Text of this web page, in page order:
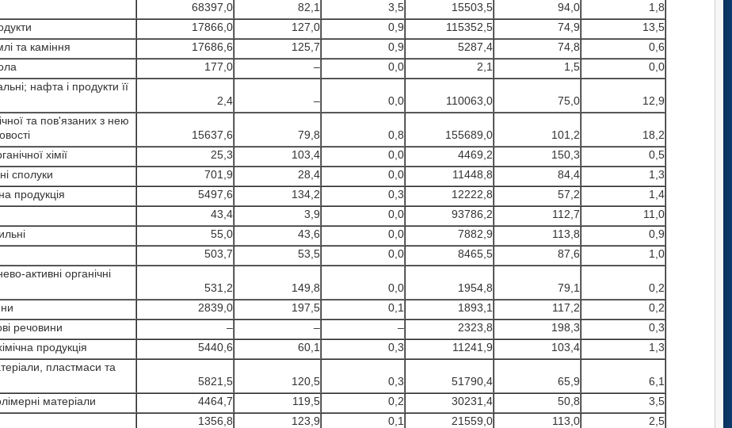
68397,0 82,1 3,5 15503,5 94,0
1,8
17866,0 127,0 0,9 115352,5 74,9
13,5
та каміння
17686,6 125,7 0,9 5287,4 74,8
0,6
177,0 – 0,0 2,1 1,5
0,0
нафта і продукти її
2,4 – 0,0 110063,0 75,0
12,9
та пов'язаних з нею
15637,6 79,8 0,8 155689,0 101,2
18,2
хімії
25,3 103,4 0,0 4469,2 150,3
0,5
сполуки
701,9 28,4 0,0 11448,8 84,4
1,3
продукція
5497,6 134,2 0,3 12222,8 57,2
1,4
43,4 3,9 0,0 93786,2 112,7
11,0
55,0 43,6 0,0 7882,9 113,8
0,9
503,7 53,5 0,0 8465,5 87,6
1,0
активні органічні
531,2 149,8 0,0 1954,8 79,1
0,2
2839,0 197,5 0,1 1893,1 117,2
0,2
речовини
– – – 2323,8 198,3
0,3
продукція
5440,6 60,1 0,3 11241,9 103,4
1,3
пластмаси та
5821,5 120,5 0,3 51790,4 65,9
6,1
матеріали
4464,7 119,5 0,2 30231,4 50,8
3,5
1356,8 123,9 0,1 21559,0 113,0
2,5